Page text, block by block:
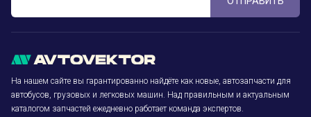
На нашем сайте вы гарантированно найдёте как новые, автозапчасти для
автобусов, грузовых и легковых машин. Над правильным и актуальным
каталогом запчастей ежедневно работает команда экспертов.